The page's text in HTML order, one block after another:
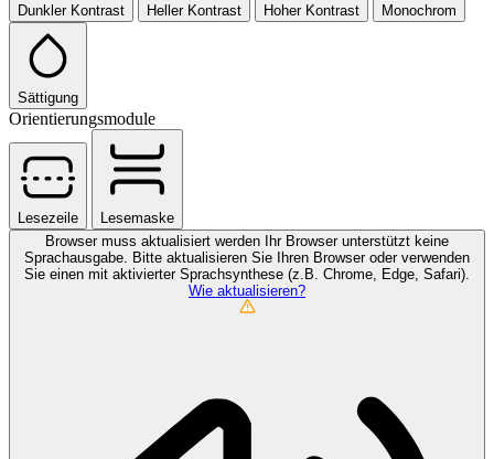
Dunkler Kontrast Heller Kontrast Hoher Kontrast Monochrom
Sättigung
Orientierungsmodule
Lesezeile
Lesemaske
Browser muss aktualisiert werden
Ihr Browser unterstützt keine
Sprachausgabe. Bitte aktualisieren Sie Ihren Browser oder verwenden
Sie einen mit aktivierter Sprachsynthese (z.B. Chrome, Edge, Safari).
Wie aktualisieren?